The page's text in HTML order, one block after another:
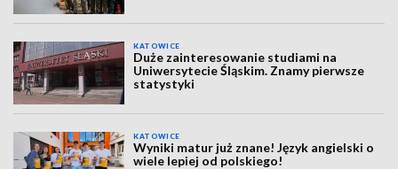
KATOWICE
Duże zainteresowanie studiami na
Uniwersytecie Śląskim. Znamy pierwsze
statystyki
KATOWICE
Wyniki matur już znane! Język angielski o
wiele lepiej od polskiego!